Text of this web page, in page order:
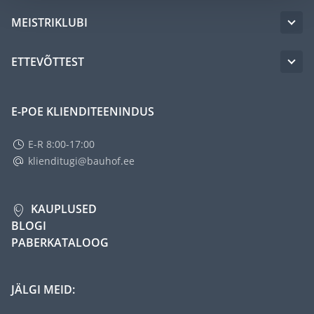
MEISTRIKLUBI
ETTEVÕTTEST
E-POE KLIENDITEENINDUS
E-R 8:00-17:00
klienditugi@bauhof.ee
KAUPLUSED
BLOGI
PABERKATALOOG
JÄLGI MEID: